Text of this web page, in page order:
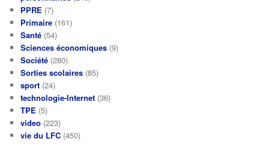
PPRE (7)
Primaire (161)
Santé (54)
Sciences économiques (9)
Société (280)
Sorties scolaires (85)
sport (24)
technologie-Internet (36)
TPE (5)
video (223)
vie du LFC (450)